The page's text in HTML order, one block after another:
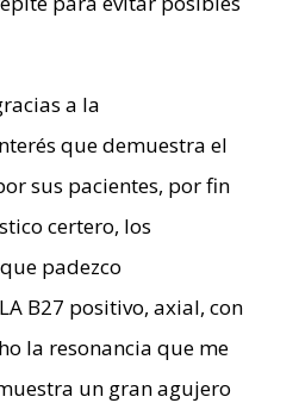
a la
que demuestra el
sus pacientes, por fin
certero, los
padezco
B27 positivo, axial, con
la resonancia que me
un gran agujero